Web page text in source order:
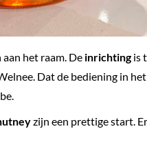
het raam. Deinrichtingis
Dat de bediening in het
zijn een prettige start.